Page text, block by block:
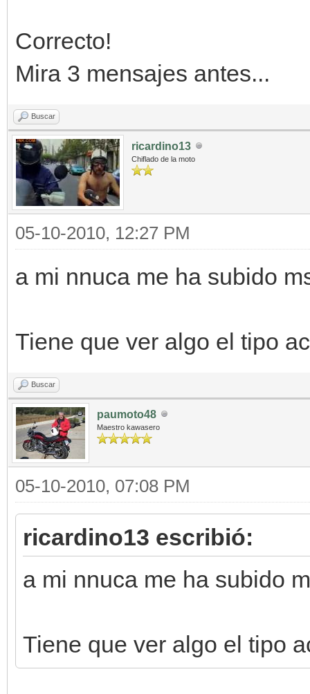
Correcto!
Mira 3 mensajes antes...
Buscar
ricardino13
Chiflado de la moto
05-10-2010, 12:27 PM
a mi nnuca me ha subido
Tiene que ver algo el tipo
Buscar
paumoto48
Maestro kawasero
05-10-2010, 07:08 PM
ricardino13 escribió:
a mi nnuca me ha subido
Tiene que ver algo el tipo